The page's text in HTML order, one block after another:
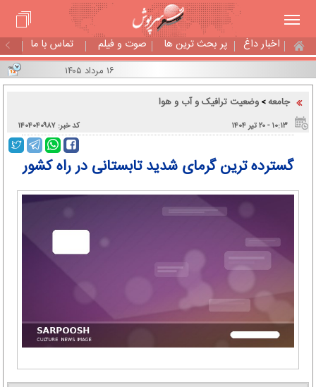
اخبار داغ پر بحث ترین ها صوت و فیلم تماس با ما
جامعه> وضعیت ترافیک و آب و هوا
۱۰:۱۳ - ۲۰ تير ۱۴۰۴ کد خبر: ۱۴۰۴۰۴۰۹۸۷
گسترده ترین گرمای شدید تابستانی در راه کشور